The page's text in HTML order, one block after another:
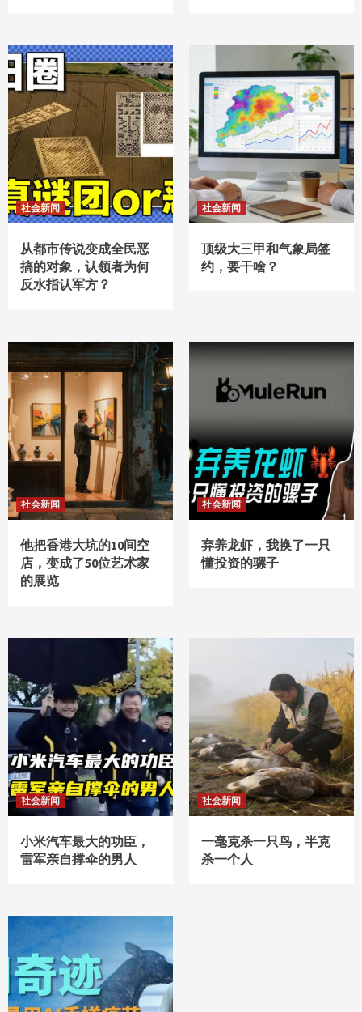
社会新闻
从都市传说变成全民恶
搞的对象，认领者为何
反水指认军方？
社会新闻
顶级大三甲和气象局签
约，要干啥？
社会新闻
他把香港大坑的10间空
店，变成了50位艺术家
的展览
社会新闻
弃养龙虾，我换了一只
懂投资的骡子
社会新闻
小米汽车最大的功臣，
雷军亲自撑伞的男人
社会新闻
一毫克杀一只鸟，半克
杀一个人